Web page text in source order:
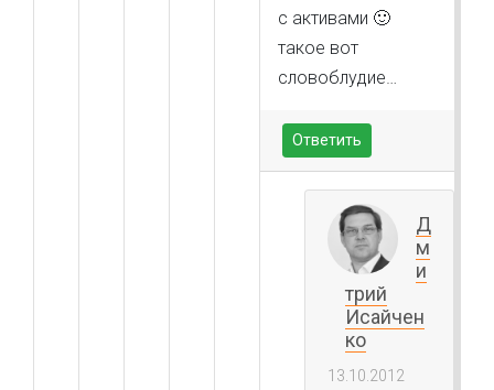
с активами 🙂
такое вот
словоблудие…
Ответить
Д
м
и
трий
Исайчен
ко
13.10.2012